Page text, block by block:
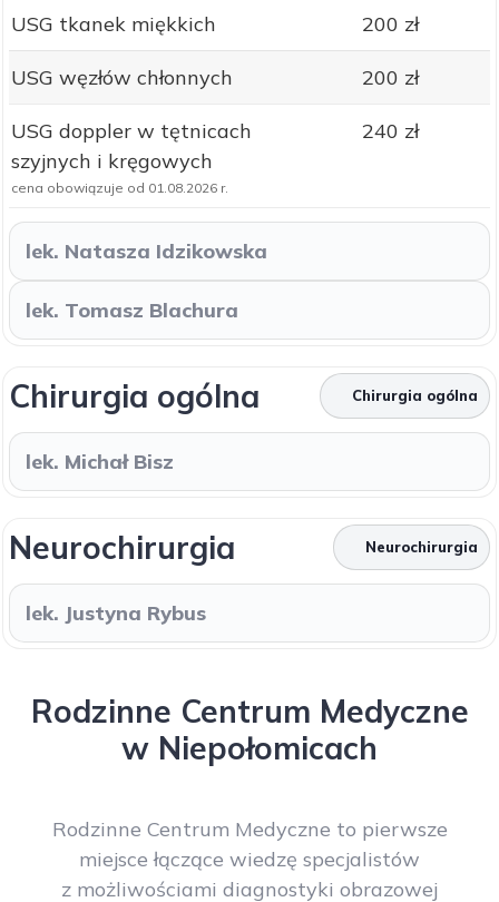
USG tkanek miękkich 200 zł
USG węzłów chłonnych 200 zł
USG doppler w tętnicach
szyjnych i kręgowych
cena obowiązuje od 01.08.2026 r.
240 zł
lek. Natasza Idzikowska
lek. Tomasz Blachura
Chirurgia ogólna Chirurgia ogólna
lek. Michał Bisz
Neurochirurgia Neurochirurgia
lek. Justyna Rybus
Rodzinne Centrum Medyczne
w Niepołomicach
Rodzinne Centrum Medyczne to pierwsze
miejsce łączące wiedzę specjalistów
z możliwościami diagnostyki obrazowej